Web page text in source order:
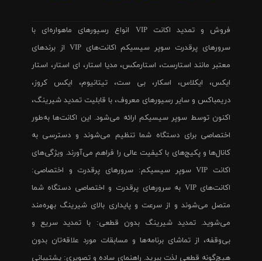
فروش و تمدید اکانت VIP انواع رسیورهای ماهواره‌ای با
سرورهای پرقدرت سوپر سیسیکم اکانت‌های VIP از برندهای
معتبر مانند استارست، استارمکس، مدیا استار، ای استار، استار
ایکس، ایکلاس، اسکار، بی ست، تیتانیوم، ایکس کروز،
دریمباکس و سایر رسیورهای معروف، با قابلیت تمدید شیرینگ،
اکنون توسط سوپر سیسیکم ارائه می‌شود. این اکانت‌ها به‌طور
اختصاصی برای دستگاه شما تنظیم می‌شوند و دسترسی به
کانال‌ها و پکیج‌های با کیفیت عالی را فراهم می‌آورند. ویژگی‌های
اکانت VIP سوپر سیسیکم: سرورهای پرقدرت و اختصاصی:
اکانت‌های VIP به سرورهای پرقدرت و اختصاصی دستگاه شما
متصل می‌شوند و از سرعت و پایداری بالای شیرینگ بهره‌مند
می‌شوید. تمدید شیرینگ بدون قطعی: با تمدید سریع و
بی‌وقفه، از تماشای برنامه‌ها و مسابقات مورد علاقه‌تان بدون
هیچ‌گونه قطعی لذت ببرید. راهنمای ساده و تصویری: پشتیبانی